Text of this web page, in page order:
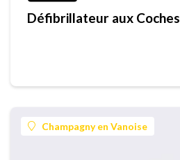
Défibrillateur aux Coches
Champagny en Vanoise